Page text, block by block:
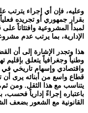
وعليه، فإن أي إجراء يترتب
بقرار جمهوري أو تجريده
لمبدأ المشروعية وافتئاتاً
الإدارية، بما يرتب عدم
هذا وتجدر الإشارة إلى أن
وطنياً وجغرافياً يتعلق بإقليم
واقتصادي وإسهام تاريخي في
قطاع واسع من أبنائه يرى أن
يتناسب مع هذا الثقل. ومن ثم،
باعتباره إجراءً إدارياً فحسب،
القانونية مع الشعور بضعف